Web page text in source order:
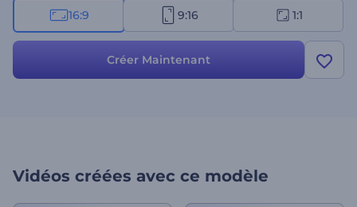
cette intro commerciale simple et élégante dès aujourd'hui !
16:9 9:16 1:1
Créer Maintenant
Vidéos créées avec ce modèle